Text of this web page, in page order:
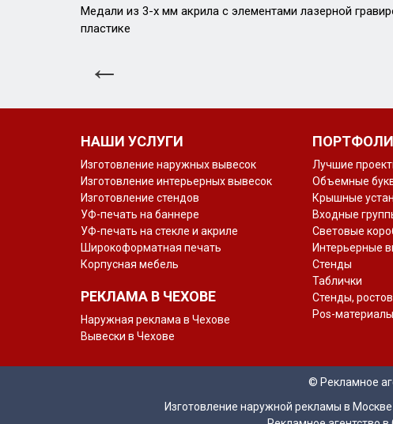
Медали из 3-х мм акрила с элементами лазерной
пластике
НАШИ УСЛУГИ
Изготовление наружных вывесок
Изготовление интерьерных вывесок
Изготовление стендов
УФ-печать на баннере
УФ-печать на стекле и акриле
Широкоформатная печать
Корпусная мебель
РЕКЛАМА В ЧЕХОВЕ
Наружная реклама в Чехове
Вывески в Чехове
Лучшие
Объемные
Крышные
Входные
Световые
Интерьерные
Стенды
Таблички
Стенды,
Pos-материалы
© Рекламное
Изготовление наружной рекламы в